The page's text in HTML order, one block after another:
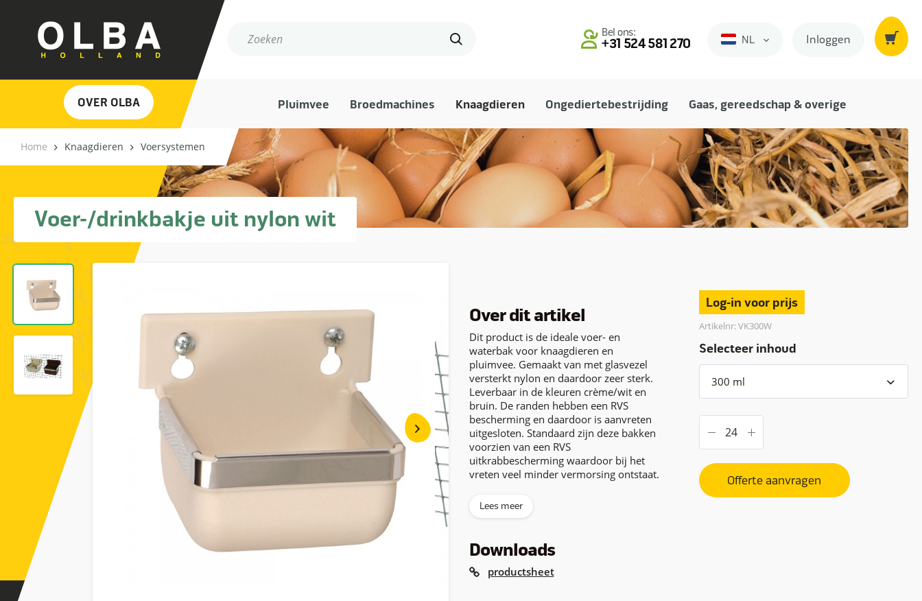
Bel ons:
+31 524 581 270 Nederlands
NL Inloggen
OVER OLBA Pluimvee Broedmachines Knaagdieren Ongediertebestrijding Gaas, gereedschap & overige
Home Knaagdieren Voersystemen
Voer-/drinkbakje uit nylon wit
Over dit artikel
Dit product is de ideale voer- en
waterbak voor knaagdieren en
pluimvee. Gemaakt van met glasvezel
versterkt nylon en daardoor zeer sterk.
Leverbaar in de kleuren crème/wit en
bruin. De randen hebben een RVS
bescherming en daardoor is aanvreten
uitgesloten. Standaard zijn deze bakken
voorzien van een RVS
uitkrabbescherming waardoor bij het
vreten veel minder vermorsing ontstaat.
Lees meer
Downloads
productsheet
Log-in voor prijs
Artikelnr: VK300W
Selecteer inhoud
Offerte aanvragen